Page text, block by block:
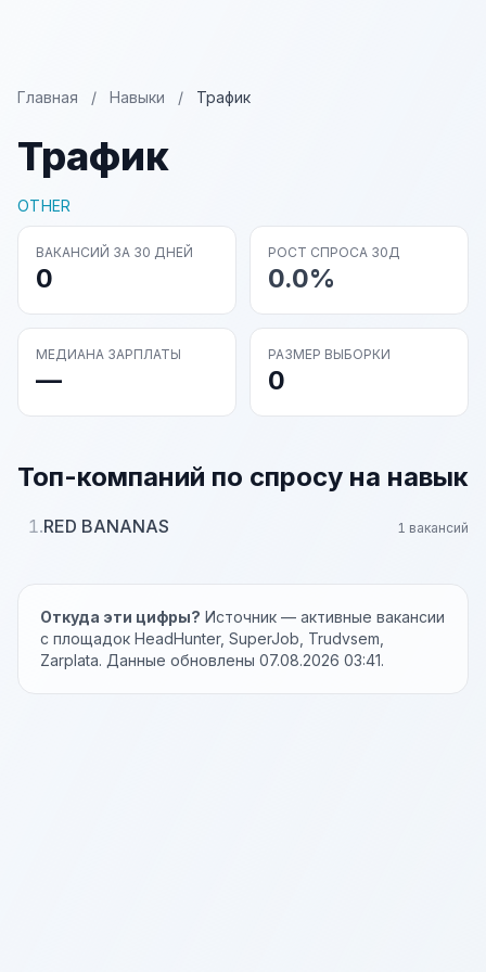
Главная / Навыки / Трафик
Трафик
OTHER
ВАКАНСИЙ ЗА 30 ДНЕЙ
0
РОСТ СПРОСА 30Д
0.0%
МЕДИАНА ЗАРПЛАТЫ
—
РАЗМЕР ВЫБОРКИ
0
Топ-компаний по спросу на навык
1.RED BANANAS 1 вакансий
Откуда эти цифры? Источник — активные вакансии
с площадок HeadHunter, SuperJob, Trudvsem,
Zarplata. Данные обновлены 07.08.2026 03:41.